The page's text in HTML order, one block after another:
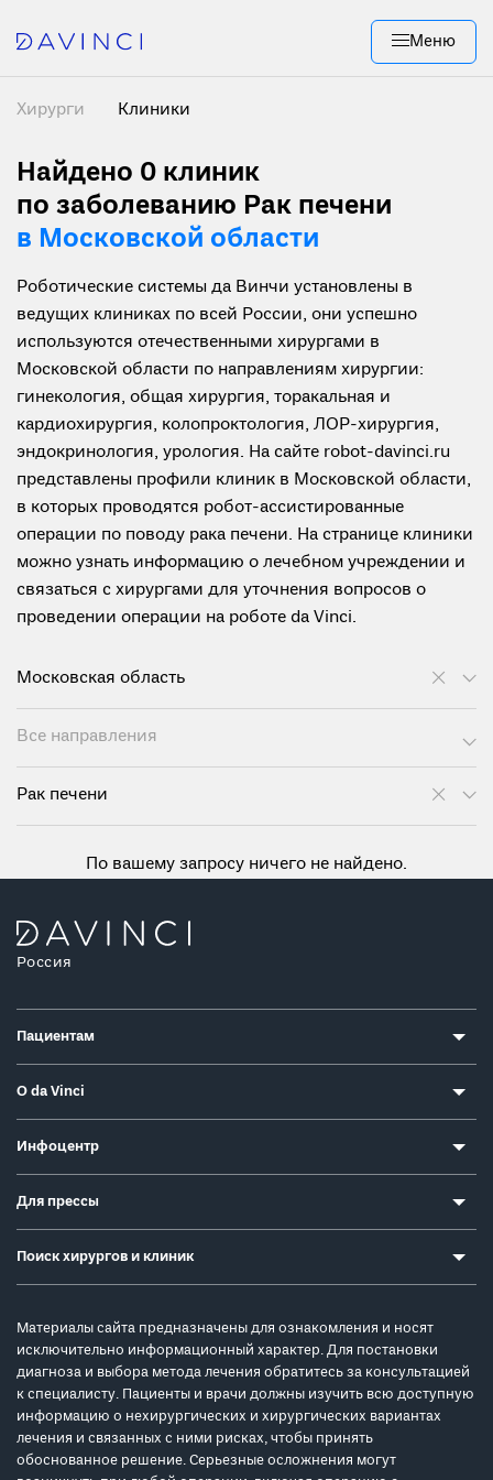
Меню
Хирурги Клиники
Найдено 0 клиник
по заболеванию Рак печени
в Московской области
Роботические системы да Винчи установлены в
ведущих клиниках по всей России, они успешно
используются отечественными хирургами в
Московской области по направлениям хирургии:
гинекология, общая хирургия, торакальная и
кардиохирургия, колопроктология, ЛОР-хирургия,
эндокринология, урология. На сайте robot-davinci.ru
представлены профили клиник в Московской области,
в которых проводятся робот-ассистированные
операции по поводу рака печени. На странице клиники
можно узнать информацию о лечебном учреждении и
связаться с хирургами для уточнения вопросов о
проведении операции на роботе da Vinci.
Московская область
Все направления
Рак печени
По вашему запросу ничего не найдено.
Россия
Пациентам
О da Vinci
Инфоцентр
Для прессы
Поиск хирургов и клиник
Материалы сайта предназначены для ознакомления и носят
исключительно информационный характер. Для постановки
диагноза и выбора метода лечения обратитесь за консультацией
к специалисту. Пациенты и врачи должны изучить всю доступную
информацию о нехирургических и хирургических вариантах
лечения и связанных с ними рисках, чтобы принять
обоснованное решение. Серьезные осложнения могут